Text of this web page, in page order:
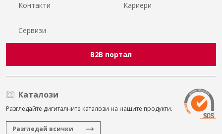
Контакти Кариери
Сервизи
B2B портал
Каталози
Разгледайте дигиталните каталози на нашите продукти.
Разгледай всички